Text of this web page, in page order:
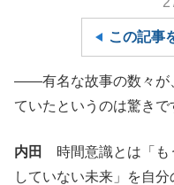
この記事
――有名な故事の数々が
ていたというのは驚きで
内田
時間意識とは「も
していない未来」を自